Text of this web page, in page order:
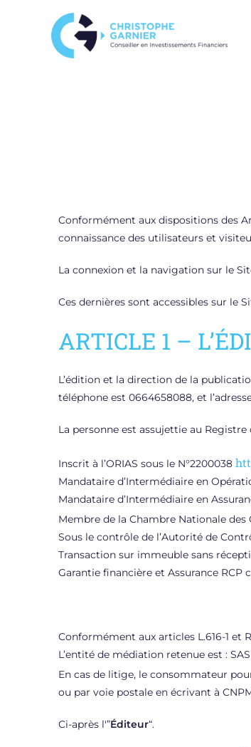
Conformément aux dispositions des
connaissance des utilisateurs et
La connexion et la navigation sur le
Ces dernières sont accessibles sur le
ARTICLE 1 –
L’édition et la direction de la
téléphone est 0664658088, et
La personne est assujettie au
Inscrit à l’ORIAS sous le N°2200038
Mandataire d’Intermédiaire en
Mandataire d’Intermédiaire en
Membre de la Chambre Nationale
Sous le contrôle de l’Autorité de
Transaction sur immeuble sans
Garantie financière et Assurance RCP
Conformément aux articles L.616-1 et
L’entité de médiation retenue est :
En cas de litige, le consommateur
ou par voie postale en écrivant à
Ci-après l'”Éditeur“.